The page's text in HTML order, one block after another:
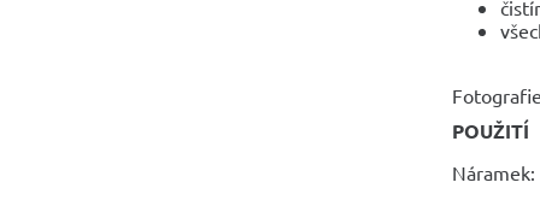
POUŽITÍ
Náramek: